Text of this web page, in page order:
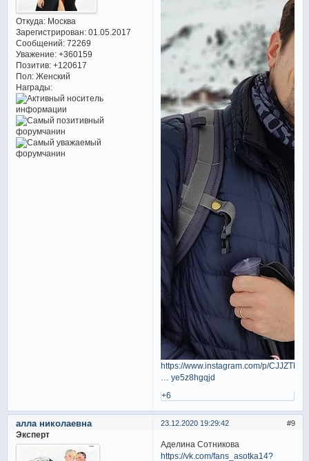
Откуда:Москва
Зарегистрирован: 01.05.2017
Сообщений:72269
Уважение: +360159
Позитив: +120617
Пол:Женский
Награды:
https://www.instagram.com/p/
… ye5z8hgqjd
+6
9
23.12.2020 19:29:42
алла николаевна
Эксперт
Аделина Сотникова
https://vk.com/fans_asotka14?